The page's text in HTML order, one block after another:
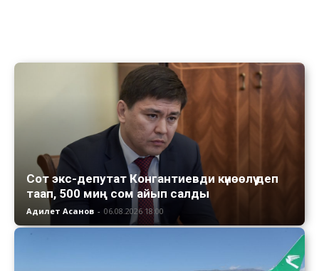
Сот экс-депутат Конгантиевди күнөөлүү деп
таап, 500 миң сом айып салды
Адилет Асанов - 06.08.2026 18:00